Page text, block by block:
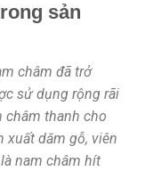
sản
châm đã trở
sử dụng rộng rãi
châm thanh cho
xuất dăm gỗ, viên
nam châm hít